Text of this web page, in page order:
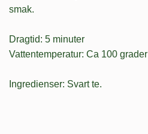
smak.
Dragtid: 5 minuter
Vattentemperatur: Ca 100 grader
Ingredienser: Svart te.